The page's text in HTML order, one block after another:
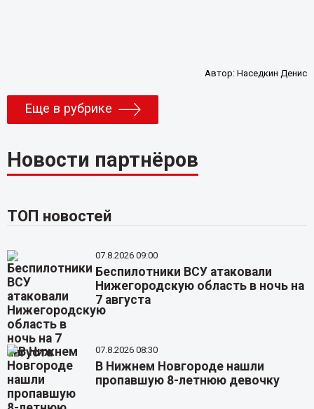
Автор:Наседкин Денис
Еще в рубрике
Новости партнёров
ТОП новостей
07.8.2026 09:00
Беспилотники ВСУ атаковали
Нижегородскую область в ночь на
7 августа
07.8.2026 08:30
В Нижнем Новгороде нашли
пропавшую 8-летнюю девочку